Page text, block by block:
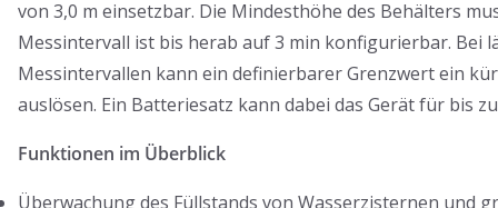
von 3,0 m einsetzbar. Die Mindesthöhe des Behälters
Messintervall ist bis herab auf 3 min konfigurierbar. Bei
Messintervallen kann ein definierbarer Grenzwert ein
auslösen. Ein Batteriesatz kann dabei das Gerät für bis
Funktionen im Überblick
Überwachung des Füllstands von Wasserzisternen und